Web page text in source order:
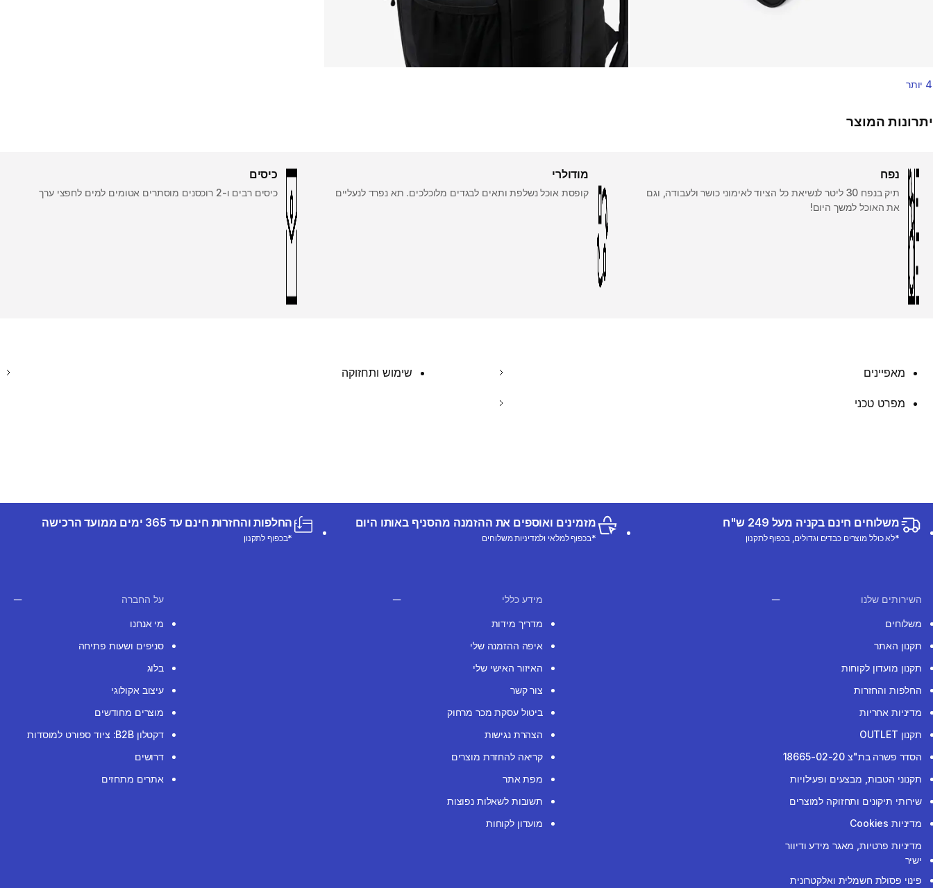
4 יותר
יתרונות המוצר
נפח
תיק בנפח 30 ליטר לנשיאת כל הציוד לאימוני כושר ולעבודה, וגם
את האוכל למשך היום‎!
מודולרי
קופסת אוכל נשלפת ותאים לבגדים מלוכלכים. תא נפרד לנעליים
כיסים
כיסים רבים ו-2 רוכסנים מוסתרים אטומים למים לחפצי ערך
מאפיינים שימוש ותחזוקה
מפרט טכני
משלוחים חינם בקניה מעל 249 ש"ח
*לא כולל מוצרים כבדים וגדולים, בכפוף לתקנון
מזמינים ואוספים את ההזמנה מהסניף באותו היום
*בכפוף למלאי ולמדיניות משלוחים
החלפות והחזרות חינם עד 365 ימים ממועד הרכישה
*בכפוף לתקנון
השירותים שלנו
משלוחים
תקנון האתר
תקנון מועדון לקוחות
החלפות והחזרות
מדיניות אחריות
תקנון OUTLET
הסדר פשרה בת"צ 18665-02-20
תקנוני הטבות, מבצעים ופעילויות
שירותי תיקונים ותחזוקה למוצרים
מדיניות Cookies
מדיניות פרטיות, מאגר מידע ודיוור
ישיר
פינוי פסולת חשמלית ואלקטרונית
מידע כללי
מדריך מידות
איפה ההזמנה שלי
האיזור האישי שלי
צור קשר
ביטול עסקת מכר מרחוק
הצהרת נגישות
קריאה להחזרת מוצרים
מפת אתר
תשובות לשאלות נפוצות
מועדון לקוחות
על החברה
מי אנחנו
סניפים ושעות פתיחה
בלוג
עיצוב אקולוגי
מוצרים מחודשים
דקטלון B2B: ציוד ספורט למוסדות
דרושים
אתרים מתחזים